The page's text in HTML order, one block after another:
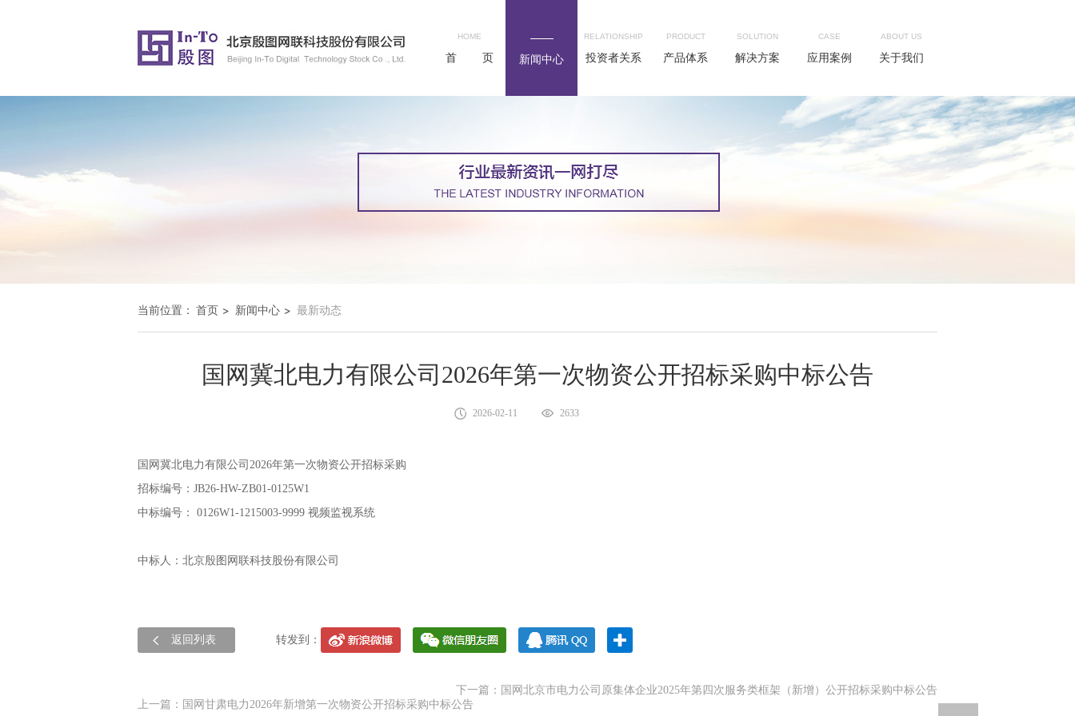
HOME
首 页 新闻中心
RELATIONSHIP
投资者关系
PRODUCT
产品体系
SOLUTION
解决方案
CASE
应用案例
ABOUT US
关于我们
当前位置： 首页 新闻中心 最新动态
国网冀北电力有限公司2026年第一次物资公开招标采购中标公告
2026-02-11 2633
国网冀北电力有限公司2026年第一次物资公开招标采购
招标编号：JB26-HW-ZB01-0125W1
中标编号： 0126W1-1215003-9999 视频监视系统
中标人：北京殷图网联科技股份有限公司
返回列表 转发到：
下一篇：国网北京市电力公司原集体企业2025年第四次服务类框架（新增）公开招标采购中标公告
上一篇：国网甘肃电力2026年新增第一次物资公开招标采购中标公告